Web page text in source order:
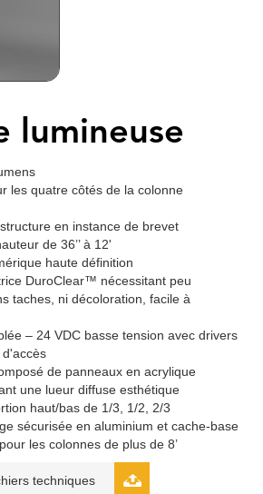
lumineuse
les quatre côtés de la colonne
en instance de brevet
de 36’’ à 12'
haute définition
DuroClear™ nécessitant peu
taches, ni décoloration, facile à
– 24 VDC basse tension avec drivers
d'accès
de panneaux en acrylique
une lueur diffuse esthétique
haut/bas de 1/3, 1/2, 2/3
sécurisée en aluminium et cache-base
les colonnes de plus de 8’
techniques